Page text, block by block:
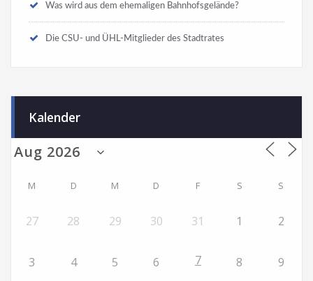
Was wird aus dem ehemaligen Bahnhofsgelände?
Die CSU- und ÜHL-Mitglieder des Stadtrates
Kalender
M D M D F S S
27 28 29 30 31 1 2
3 4 5 6 7 8 9